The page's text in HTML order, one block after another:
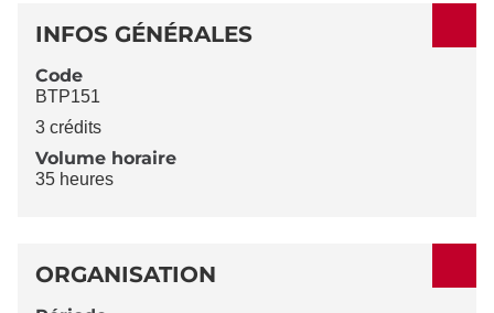
DÉTAILS
INFOS GÉNÉRALES
Code
BTP151
3 crédits
Volume horaire
35 heures
ORGANISATION